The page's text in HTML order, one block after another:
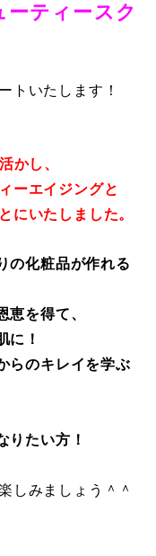
ティースク
トいたします！
かし、
ーエイジングと
にいたしました。
の化粧品が作れる
恵を得て、
に！
らのキレイを学ぶ
りたい方！
みましょう＾＾